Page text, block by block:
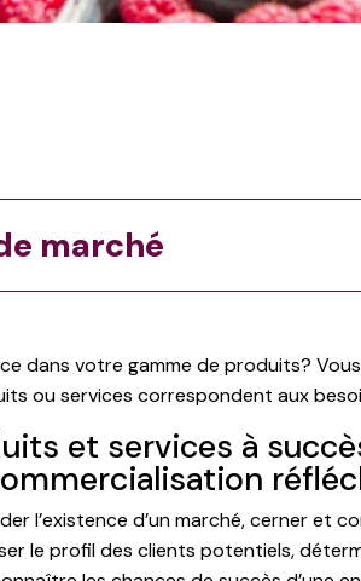
marché
dans votre gamme de produits?
ou services correspondent aux
et services à
l’existence d’un marché, cerner et
le profil des clients potentiels,